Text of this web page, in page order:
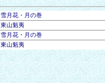
雪月花・月の巻
東山魁夷
雪月花・月の巻
東山魁夷